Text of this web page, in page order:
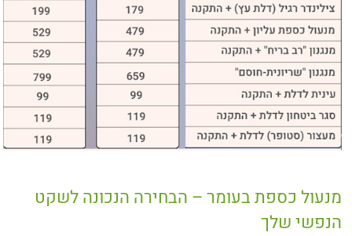
מנעול כספת בעומר – הבחירה הנכונה לשקט
הנפשי שלך